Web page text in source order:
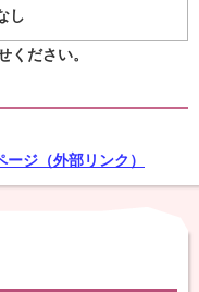
し
ださい。
ジ（外部リンク）